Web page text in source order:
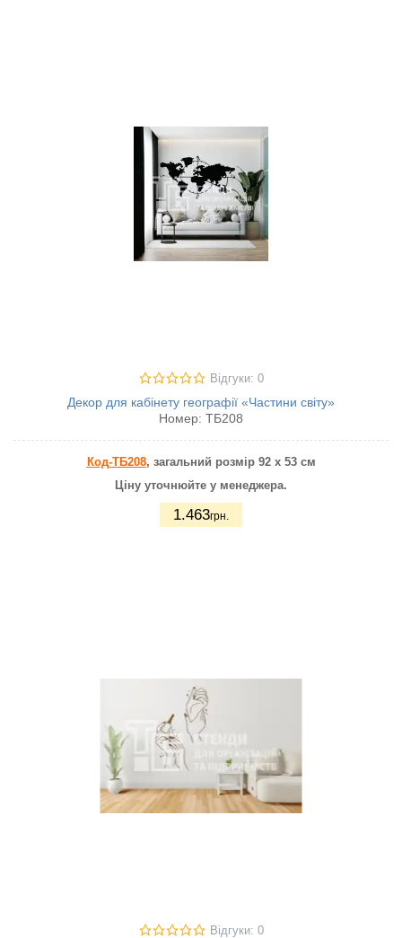
Відгуки: 0
Декор для кабінету географії «Частини світу»
Номер: ТБ208
Код-ТБ208, загальний розмір 92 х 53 см
Ціну уточнюйте у менеджера.
1.463грн.
Відгуки: 0